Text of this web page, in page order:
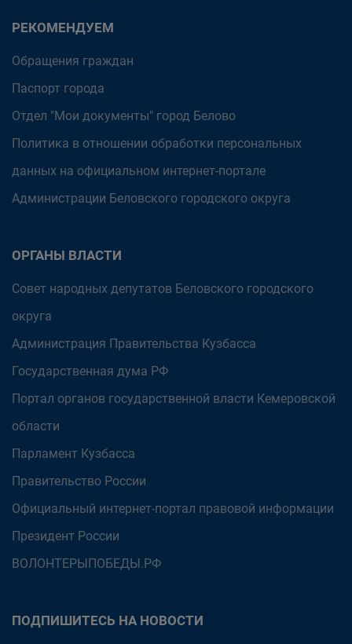
РЕКОМЕНДУЕМ
Обращения граждан
Паспорт города
Отдел "Мои документы" город Белово
Политика в отношении обработки персональных
данных на официальном интернет-портале
Администрации Беловского городского округа
ОРГАНЫ ВЛАСТИ
Совет народных депутатов Беловского городского
округа
Администрация Правительства Кузбасса
Государственная дума РФ
Портал органов государственной власти Кемеровской
области
Парламент Кузбасса
Правительство России
Официальный интернет-портал правовой информации
Президент России
ВОЛОНТЕРЫПОБЕДЫ.РФ
ПОДПИШИТЕСЬ НА НОВОСТИ